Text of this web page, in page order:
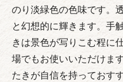
のり淡緑色の色味です。
と幻想的に輝きます。手
きは景色が写りこむ程に
場でもお使いいただけま
たきが自信を持っておす